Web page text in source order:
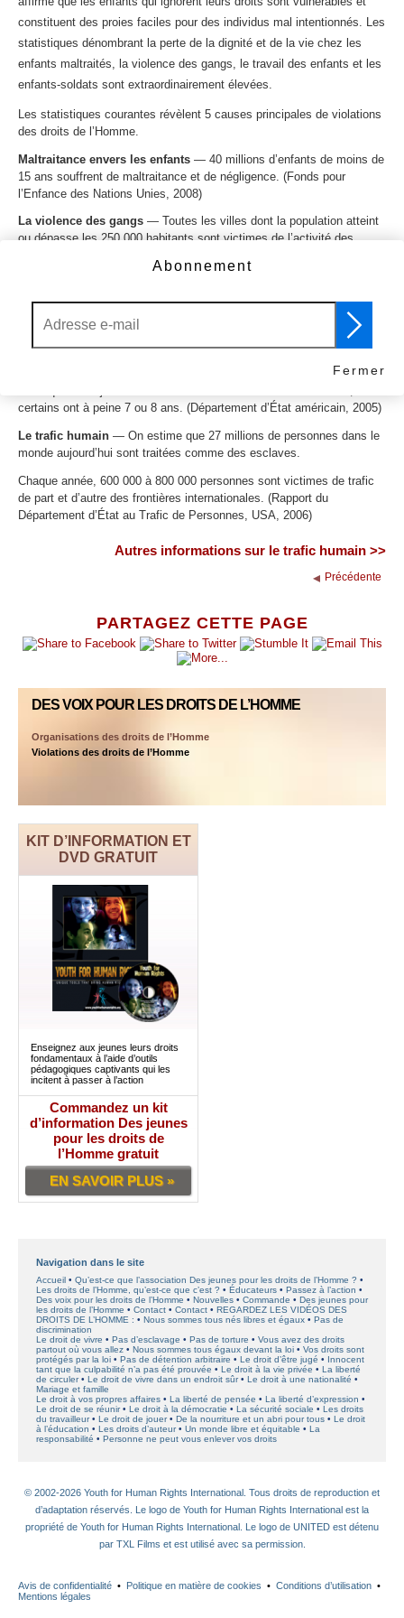
PARTAGEZ CETTE PAGE
DES VOIX POUR LES DROITS DE L’HOMME
Organisations des droits de l’Homme
Violations des droits de l’Homme
KIT D’INFORMATION ET
DVD GRATUIT
Enseignez aux jeunes leurs droits
fondamentaux à l’aide d’outils
pédagogiques captivants qui les
incitent à passer à l’action
Commandez un kit
d’information Des jeunes
pour les droits de
l’Homme gratuit
EN SAVOIR PLUS »
constituent des proies faciles pour des individus mal intentionnés. Les
statistiques dénombrant la perte de la dignité et de la vie chez les
enfants maltraités, la violence des gangs, le travail des enfants et les
enfants-soldats sont extraordinairement élevées.
Les statistiques courantes révèlent 5 causes principales de violations
des droits de l’Homme.
Maltraitance envers les enfants — 40 millions d’enfants de moins de
15 ans souffrent de maltraitance et de négligence. (Fonds pour
l’Enfance des Nations Unies, 2008)
La violence des gangs — Toutes les villes dont la population atteint
ou dépasse les 250 000 habitants sont victimes de l’activité des
6 parmi les 5 à 17 ans. (Organisation Internationale du Travail, 2002)
Les enfants soldats— l’UNICEF estime à plus de 300 000 le nombre
d’enfants âgés de moins de 18 ans actuellement enrôlés dans plus de
certains ont à peine 7 ou 8 ans. (Département d’État américain, 2005)
Le trafic humain — On estime que 27 millions de personnes dans le
monde aujourd’hui sont traitées comme des esclaves.
Chaque année, 600 000 à 800 000 personnes sont victimes de trafic
de part et d’autre des frontières internationales. (Rapport du
Département d’État au Trafic de Personnes, USA, 2006)
Autres informations sur le trafic humain >>
Précédente
Navigation dans le site
Accueil
Qu’est-ce que l’association Des jeunes pour les droits de l’Homme ?
Les droits de l’Homme, qu’est-ce que c’est ?
Éducateurs
Passez à l’action
Des voix pour les droits de l’Homme
Nouvelles Commande
Des jeunes pour
les droits de l’Homme
Contact Contact
REGARDEZ LES VIDÉOS DES
DROITS DE L’HOMME :
Nous sommes tous nés libres et égaux
Pas de
discrimination
Le droit de vivre
Pas d’esclavage Pas de torture
Vous avez des droits
partout où vous allez
Nous sommes tous égaux devant la loi
Vos droits sont
protégés par la loi
Pas de détention arbitraire Le droit d’être jugé
Innocent
tant que la culpabilité n’a pas été prouvée
Le droit à la vie privée
La liberté
de circuler
Le droit de vivre dans un endroit sûr
Le droit à une nationalité
Mariage et famille
Le droit à vos propres affaires
La liberté de pensée
La liberté d’expression
Le droit de se réunir
Le droit à la démocratie La sécurité sociale
Les droits
du travailleur
Le droit de jouer De la nourriture et un abri pour tous
Le droit
à l’éducation
Les droits d’auteur Un monde libre et équitable
La
responsabilité
Personne ne peut vous enlever vos droits
© 2002-2026 Youth for Human Rights International. Tous droits de reproduction et
d’adaptation réservés. Le logo de Youth for Human Rights International est la
propriété de Youth for Human Rights International. Le logo de UNITED est détenu
par TXL Films et est utilisé avec sa permission.
Avis de confidentialité • Politique en matière de cookies • Conditions d’utilisation •
Mentions légales
Abonnement
Fermer